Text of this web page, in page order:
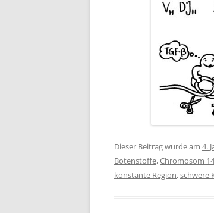
Dieser Beitrag wurde am 4.
Botenstoffe,Chromosom 14
konstante Region,schwere